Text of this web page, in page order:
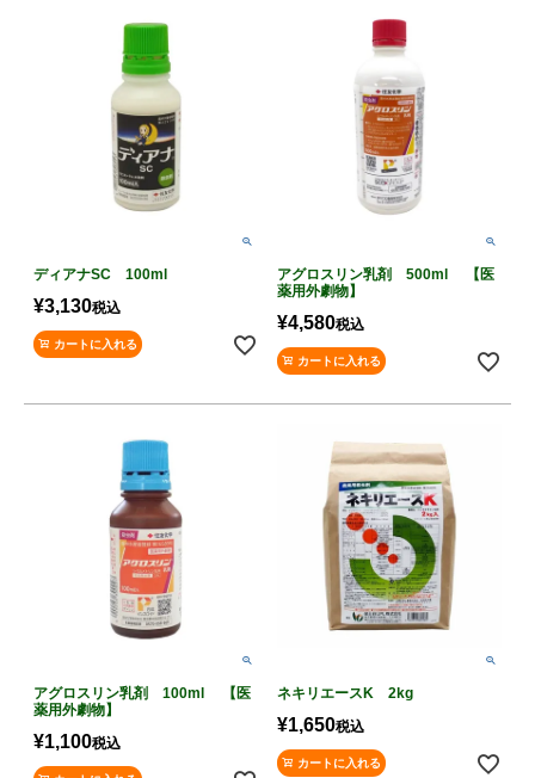
ディアナSC 100ml
¥3,130税込
カートに入れる
アグロスリン乳剤 500ml 【医
薬用外劇物】
¥4,580税込
カートに入れる
アグロスリン乳剤 100ml 【医
薬用外劇物】
¥1,100税込
ネキリエースK 2kg
¥1,650税込
カートに入れる